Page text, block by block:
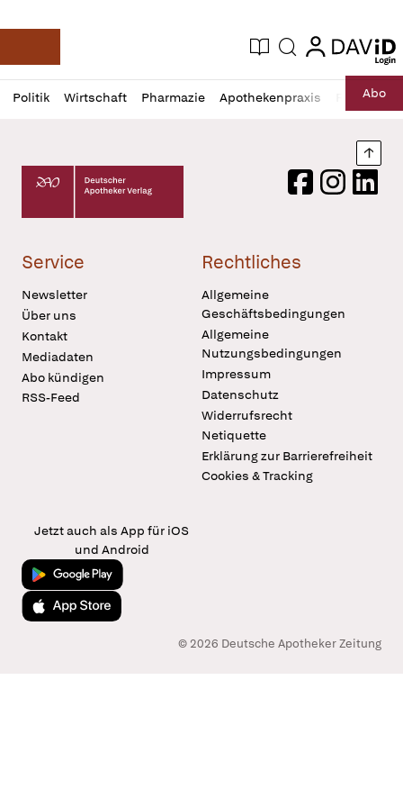
Deutsche Apotheker Zeitung
Aktuelle Ausgabe
Suche login
login
Politik Wirtschaft Pharmazie Apothekenpraxis RechtAbo
Profil
öffnen
Daz
Pur
Deutscher Apotheker Verlag Logo
FacebookInstagram
Service
Newsletter
Über uns
Kontakt
Mediadaten
Abo kündigen
RSS-Feed
Rechtliches
Allgemeine
Geschäftsbedingungen
Allgemeine
Nutzungsbedingungen
Impressum
Datenschutz
Widerrufsrecht
Netiquette
Erklärung zur Barrierefreiheit
Cookies & Tracking
Jetzt auch als App für iOS
und Android
Jetzt bei Google Play
Laden im App Store
© 2026 Deutsche Apotheker Zeitung